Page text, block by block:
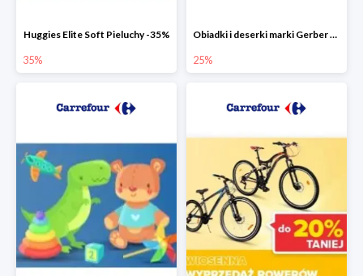
Huggies Elite Soft Pieluchy -35%
35%
Obiadki i deserki marki Gerber do -25%
25%